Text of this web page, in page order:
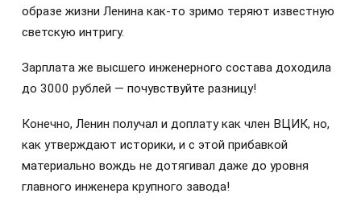
образе жизни Ленина как-то зримо теряют известную
светскую интригу.
Зарплата же высшего инженерного состава доходила
до 3000 рублей — почувствуйте разницу!
Конечно, Ленин получал и доплату как член ВЦИК, но,
как утверждают историки, и с этой прибавкой
материально вождь не дотягивал даже до уровня
главного инженера крупного завода!